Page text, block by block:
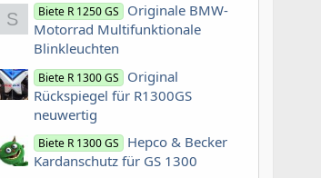
S Biete R 1250 GS
Originale BMW-
Motorrad Multifunktionale
Blinkleuchten
Biete R 1300 GS
Original
Rückspiegel für R1300GS
neuwertig
Biete R 1300 GS
Hepco & Becker
Kardanschutz für GS 1300